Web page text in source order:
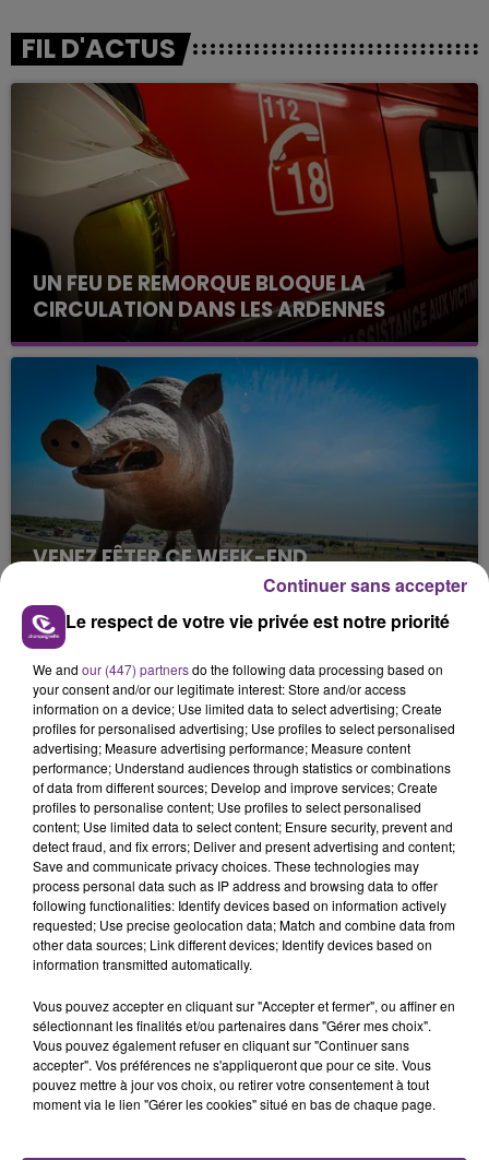
FIL D'ACTUS
UN FEU DE REMORQUE BLOQUE LA
CIRCULATION DANS LES ARDENNES
Un feu de remorque s'est déclaré ce mercredi en
fin de matinée sur l'A34.
VENEZ FÊTER CE WEEK-END
L'ANNIVERSAIRE DE WOINIC
Ce samedi 8 août sera un grand jour :
l'anniversaire du plus gros sanglier du monde.
Une fête est donc organisée et vous êtes tous
conviés !
TITRES DIFFUSÉS
8h05
8h05
JEREMY FREROT
7h58
7h58
7h55
7h55 7h48
7h48
Le respect de votre vie privée est notre priorité
We and our (447) partnersdo the following data processing based on
your consent and/or our legitimate interest: Store and/or access
information on a device; Use limited data to select advertising; Create
profiles for personalised advertising; Use profiles to select personalised
advertising; Measure advertising performance; Measure content
performance; Understand audiences through statistics or combinations
of data from different sources; Develop and improve services; Create
profiles to personalise content; Use profiles to select personalised
content; Use limited data to select content; Ensure security, prevent and
detect fraud, and fix errors; Deliver and present advertising and content;
Save and communicate privacy choices. These technologies may
process personal data such as IP address and browsing data to offer
following functionalities: Identify devices based on information actively
requested; Use precise geolocation data; Match and combine data from
other data sources; Link different devices; Identify devices based on
information transmitted automatically.
Vous pouvez accepter en cliquant sur "Accepter et fermer", ou affiner en
sélectionnant les finalités et/ou partenaires dans "Gérer mes choix".
Vous pouvez également refuser en cliquant sur "Continuer sans
accepter". Vos préférences ne s'appliqueront que pour ce site. Vous
pouvez mettre à jour vos choix, ou retirer votre consentement à tout
moment via le lien "Gérer les cookies" situé en bas de chaque page.
Continuer sans accepter